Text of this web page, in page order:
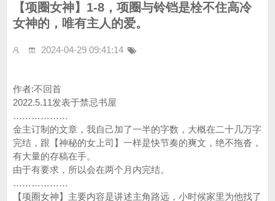
【项圈女神】1-8，项圈与铃铛是栓不住高冷
女神的，唯有主人的爱。
2024-04-29 09:41:14
作者:不回首
2022.5.11发表于禁忌书屋
………………
金主订制的文章，我自己加了一半的字数，大概在二十几万字
完结，跟【神秘的女上司】一样是快节奏的爽文，绝不拖沓，
有大量的存稿在手。
由于有要求，所以会在两个月内完结。
………………
【项圈女神】主要内容是讲述主角路远，小时候家里为他找了